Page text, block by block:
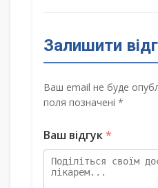
Залишити
Ваш email не буде
поля позначені *
Ваш відгук*